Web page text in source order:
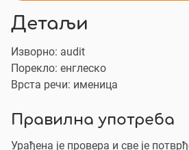
Детаљи
Изворно: audit
Порекло: енглеско
Врста речи: именица
Правилна употреба
Урађена је провера и све је